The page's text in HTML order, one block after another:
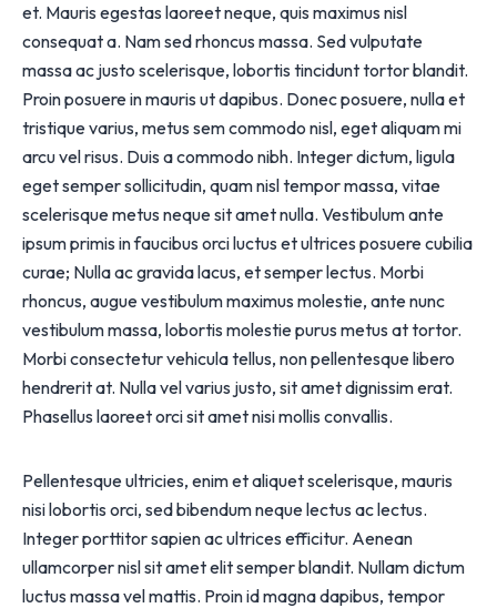
et. Mauris egestas laoreet neque, quis maximus nisl
consequat a. Nam sed rhoncus massa. Sed vulputate
massa ac justo scelerisque, lobortis tincidunt tortor blandit.
Proin posuere in mauris ut dapibus. Donec posuere, nulla et
tristique varius, metus sem commodo nisl, eget aliquam mi
arcu vel risus. Duis a commodo nibh. Integer dictum, ligula
eget semper sollicitudin, quam nisl tempor massa, vitae
scelerisque metus neque sit amet nulla. Vestibulum ante
ipsum primis in faucibus orci luctus et ultrices posuere cubilia
curae; Nulla ac gravida lacus, et semper lectus. Morbi
rhoncus, augue vestibulum maximus molestie, ante nunc
vestibulum massa, lobortis molestie purus metus at tortor.
Morbi consectetur vehicula tellus, non pellentesque libero
hendrerit at. Nulla vel varius justo, sit amet dignissim erat.
Phasellus laoreet orci sit amet nisi mollis convallis.
Pellentesque ultricies, enim et aliquet scelerisque, mauris
nisi lobortis orci, sed bibendum neque lectus ac lectus.
Integer porttitor sapien ac ultrices efficitur. Aenean
ullamcorper nisl sit amet elit semper blandit. Nullam dictum
luctus massa vel mattis. Proin id magna dapibus, tempor